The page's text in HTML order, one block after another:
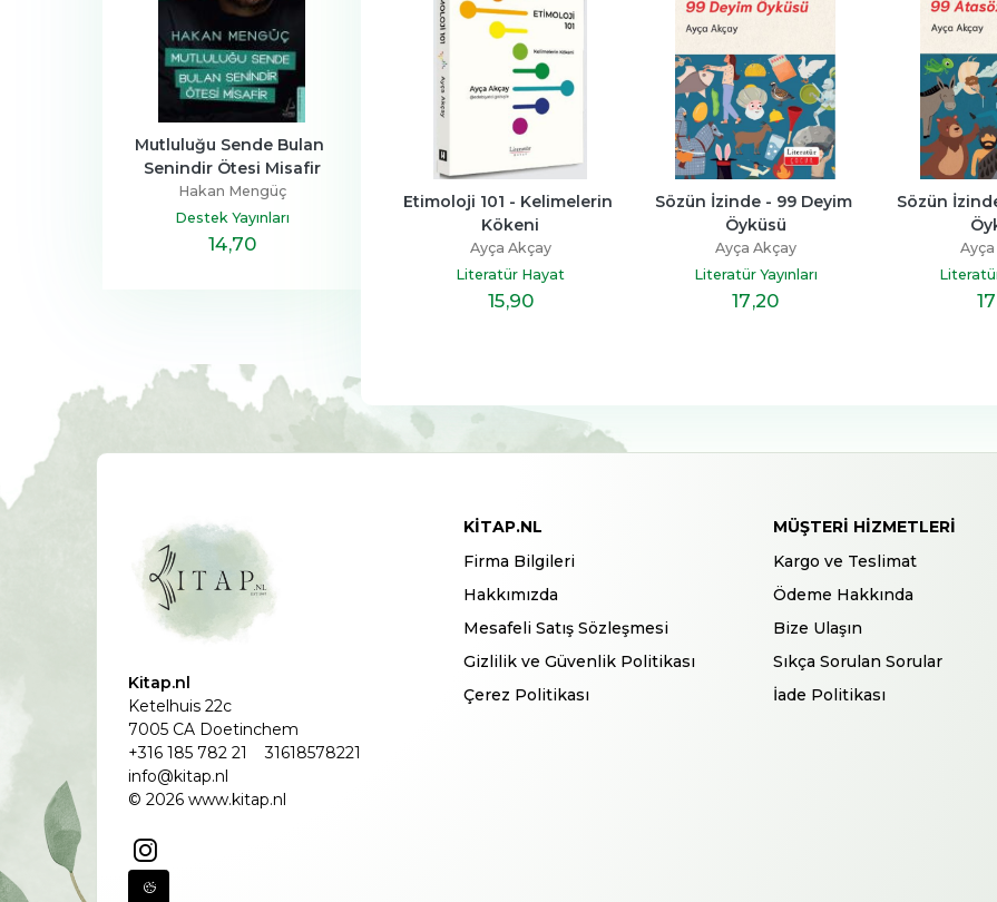
Mutluluğu Sende Bulan
Senindir Ötesi Misafir
Hakan Mengüç
Destek Yayınları
14,70
Henüz Her Şey Bitmedi
Zeus Kabadayı
Hayykitap
,10
Beni Neden Sevmedin
Anne
Esra Ezmeci
Destek Yayınları
,60
Senden Bir Tane
Yok
Miraç Çağrı Aktaş
İndigo Kitap
Etimoloji 101 - Kelimelerin
Kökeni
Ayça Akçay
Literatür Hayat
15,90
Sözün İzinde - 99 Deyim
Öyküsü
Ayça Akçay
Literatür Yayınları
17,20
Sözün
Literatür
17
Kitap.nl
Ketelhuis 22c
7005 CA Doetinchem
+316 185 782 21
31618578221
info@kitap.nl
© 2026 www.kitap.nl
KITAP.NL
Firma Bilgileri
Hakkımızda
Mesafeli Satış Sözleşmesi
Gizlilik ve Güvenlik Politikası
Çerez Politikası
MÜŞTERI HIZMETLERI
Kargo ve Teslimat
Ödeme Hakkında
Bize Ulaşın
Sıkça Sorulan Sorular
İade Politikası